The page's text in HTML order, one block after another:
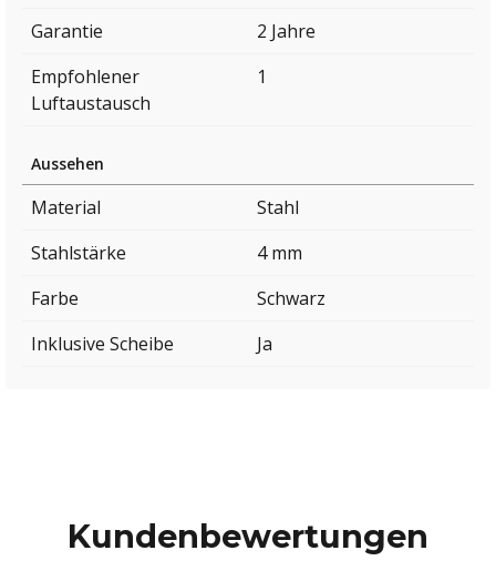
Garantie
2 Jahre
Empfohlener
Luftaustausch
1
Aussehen
Material
Stahl
Stahlstärke
4 mm
Farbe
Schwarz
Inklusive Scheibe
Ja
Kundenbewertungen